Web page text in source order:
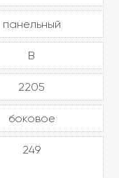
панельный
В
2205
боковое
249